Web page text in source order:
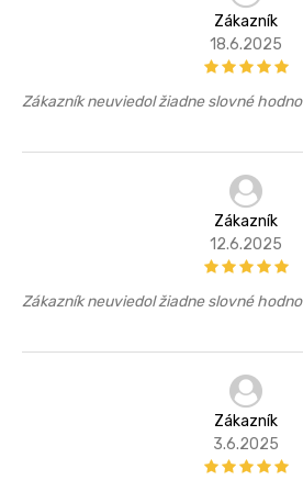
Zákazník
18.6.2025
Zákazník neuviedol žiadne slovné
Zákazník
12.6.2025
Zákazník neuviedol žiadne slovné
Zákazník
3.6.2025